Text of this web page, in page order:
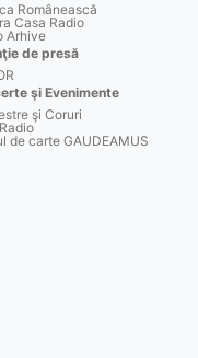
Românească
Casa Radio
Arhive
de presă
şi Evenimente
şi Coruri
de carte GAUDEAMUS